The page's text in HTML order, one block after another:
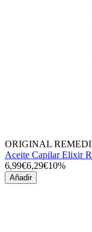
ORIGINAL
Aceite Capilar Elixir
6,99€6,29€10%
Añadir